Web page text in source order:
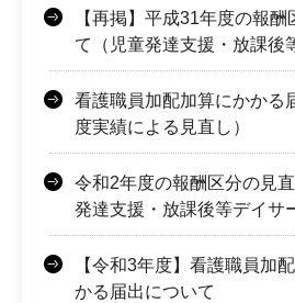
【再掲】平成31年度の報
て（児童発達支援・放課後
看護職員加配加算にかかる
度実績による見直し）
令和2年度の報酬区分の見
発達支援・放課後等デイサ
【令和3年度】看護職員加
かる届出について